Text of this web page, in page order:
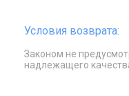
Законом не
надлежащего